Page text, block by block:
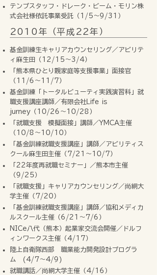
テンプスタッフ・ドレーク・ビーム・モリン株
式会社様依託事業受託（1/5～9/31）
2010年（平成22年）
基金訓練生キャリアカウンセリング／アビリテ
ィ麻生田（12/15～3/4）
「熊本県ひとり親家庭等支援事業」面接官
（11/6～11/7）
基金訓練「トータルビューティ実践演習科」就
職支援講座講師／有限会社Life is
jurney（10/26～10/28）
「就職支援 模擬面接」講師／YMCA主催
（10/8～10/10）
「基金訓練就職支援講座」講師／アビリティス
クール麻生田主催（7/21～10/7）
「22年度再就職セミナー」／熊本市主催
（9/25）
「就職支援」キャリアカウンセリング／尚絅大
学主催（7/20）
「基金訓練就職支援講座」講師／協和メディカ
ルスクール主催（6/21～7/6）
NICe八代（熊本）起業家交流会開催／ドルフ
ィンワークス主催（4/17）
陸上自衛隊西部 職業能力開発設計プログラ
ム (4/7～4/9)
就職講話／尚絅大学主催（4/16）